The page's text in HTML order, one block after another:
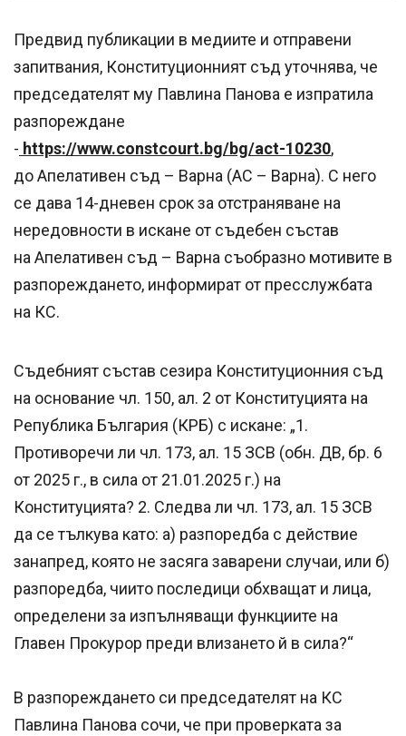
Предвид публикации в медиите и отправени
запитвания, Конституционният съд уточнява, че
председателят му Павлина Панова е изпратила
разпореждане
- https://www.constcourt.bg/bg/act-10230,
до Апелативен съд – Варна (АС – Варна). С него
се дава 14-дневен срок за отстраняване на
нередовности в искане от съдебен състав
на Aпелативен съд – Варна съобразно мотивите в
разпореждането, информират от пресслужбата
на КС.
Съдебният състав сезира Конституционния съд
на основание чл. 150, ал. 2 от Конституцията на
Република България (КРБ) с искане: „1.
Противоречи ли чл. 173, ал. 15 ЗСВ (обн. ДВ, бр. 6
от 2025 г., в сила от 21.01.2025 г.) на
Конституцията? 2. Следва ли чл. 173, ал. 15 ЗСВ
да се тълкува като: а) разпоредба с действие
занапред, която не засяга заварени случаи, или б)
разпоредба, чиито последици обхващат и лица,
определени за изпълняващи функциите на
Главен Прокурор преди влизането й в сила?“
В разпореждането си председателят на КС
Павлина Панова сочи, че при проверката за